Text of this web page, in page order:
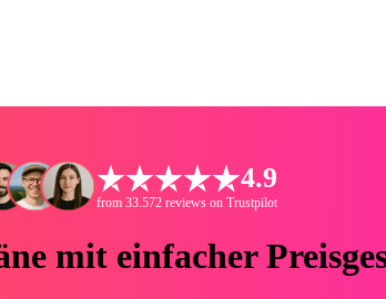
4.9
from 33.572 reviews on Trustpilot
mit einfacher